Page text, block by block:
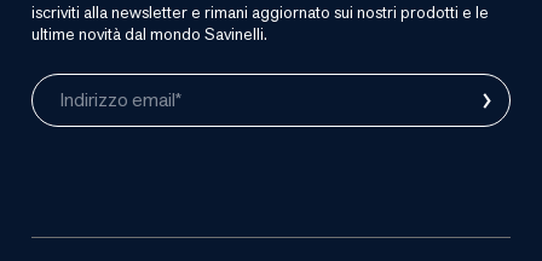
iscriviti alla newsletter e rimani aggiornato sui nostri prodotti e le
ultime novità dal mondo Savinelli.
Indirizzo email* ›